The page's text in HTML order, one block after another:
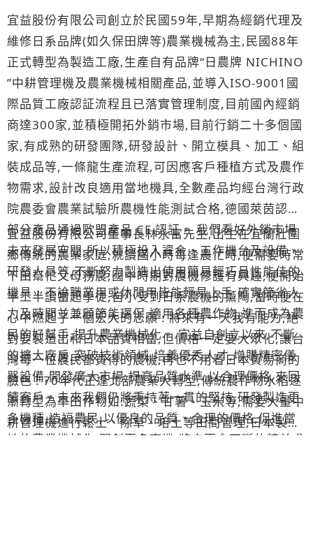
宜益股份有限公司創立於民國59年,早期為經銷代理及
維修日系品牌(如久保田牌等)農業機械為主,民國88年
正式轉型為製造工廠,生產自有品牌“日農牌 NICHINO
”中耕管理機及農業機械相關產品,並導入ISO-9001國
際品質工廠認証流程且已落實管理制度,目前國內經銷
商達300家,並積極開拓外銷市場,目前行銷二十多個國
家,有成熟的研發團隊,研發設計、開立模具、加工、組
裝成品等,一條龍生產流程,可因應客戶種植方式及農作
物需求,設計改良適用當地機具,全數產品均經台灣行政
院農委會農業試驗所農機性能測試合格,德國萊茵認証,
部分產品通過歐盟產品 CE 認証。 我們看好外銷巿場
未來發展空間,所以積極投入資金、工作機台及設備、
研發人員等,不斷努力製造出使用簡易輕巧且性能佳的
機具，不論職業用或休閒用皆能輕易上手,確實節省人
力及時間並兼顧節能環保,適用各種農作物,進而成為農
民的好幫手,提升農業機械化。 宜益自創立以來,不斷
的擴大廠房,突破技術領域,培養優秀人才,增購精密儀
器設備,開發廣大市場,提高品質水準,以合理價格,來回
饋客戶。未來我們仍將秉持著一貫的堅持,研發製造更
多機種,造福農民,以優良的品質、合理的價格,促進當
地的農業機械化,開創更多商機,將來更會不斷的精益求
宜益股份有限公司董事長林永富先生,出生在宜蘭壯圍
鄉傳統的農業家庭,就讀國小時每逢農忙時,便需要時常
下田幫忙父母務農;國中時期對農機修護有興趣,便開始
半工半讀當起學徒,自小受到日系農機的薰陶,當時便在
心中燃起了一個宏大的志願 : 將來有一天我有能力,絕
對要製造出和日本品質相當,但價格一定要大眾化,讓台
灣每一位農民都買得的農機,再也不用看日本貿易商的
臉色 ! 70年代正逢北部農業大轉型,傳統農作物水稻逐
漸轉型為旱田作物如:蔬菜、甘薯、玉米等,需要大量中
耕管理機進行鬆土、除草、培土等田間管理,日本製中